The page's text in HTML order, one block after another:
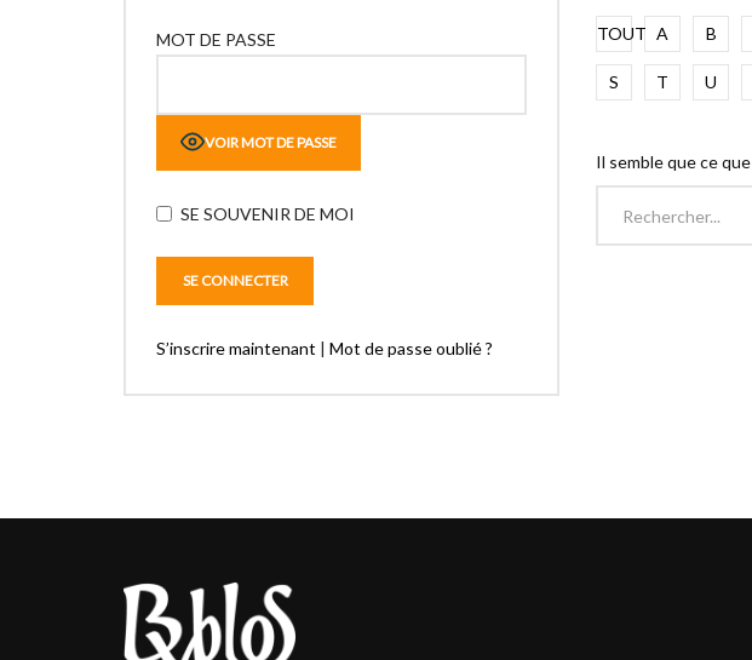
TOUT A B
S T U
Il semble que ce
MOT DE PASSE
VOIR MOT DE PASSE
SE SOUVENIR DE MOI
S’inscrire maintenant | Mot de passe oublié ?